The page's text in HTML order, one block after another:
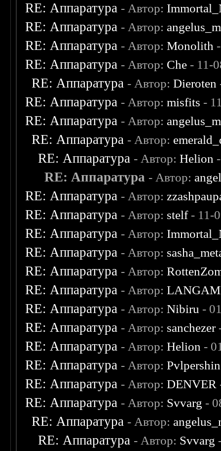
RE: Аппаратура - Автор:
RE: Аппаратура - Автор:
RE: Аппаратура - Автор:Monolith
RE: Аппаратура - Автор: Che - 11-
RE: Аппаратура - Автор:Dieroten
RE: Аппаратура - Автор:misfits -
RE: Аппаратура - Автор:
RE: Аппаратура - Автор:
RE: Аппаратура - Автор:Helion
RE: Аппаратура - Автор:
RE: Аппаратура - Автор:
RE: Аппаратура - Автор: stelf- 11-
RE: Аппаратура - Автор:
RE: Аппаратура - Автор:
RE: Аппаратура - Автор:
RE: Аппаратура - Автор:
RE: Аппаратура - Автор:Nibiru -
RE: Аппаратура - Автор: sanchezer
RE: Аппаратура - Автор:Helion -
RE: Аппаратура - Автор:Pvlpershin
RE: Аппаратура - Автор:DENVER
RE: Аппаратура - Автор: Svvarg -
RE: Аппаратура - Автор:
RE: Аппаратура - Автор: Svvarg